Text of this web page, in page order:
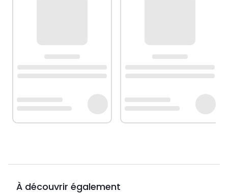
À découvrir également